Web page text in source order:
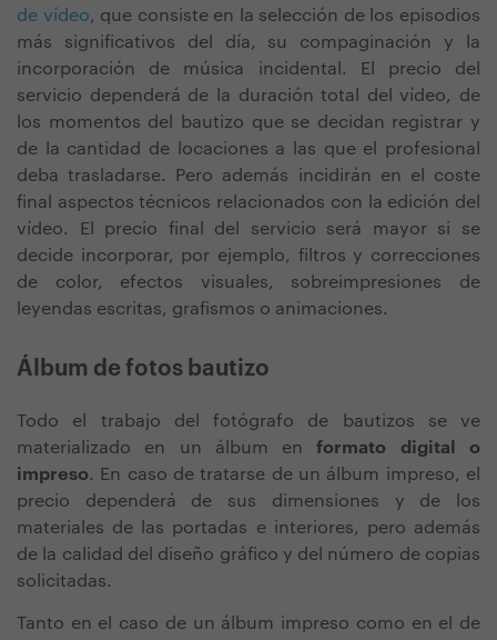
de vídeo, que consiste en la selección de los episodios
más significativos del día, su compaginación y la
incorporación de música incidental. El precio del
servicio dependerá de la duración total del vídeo, de
los momentos del bautizo que se decidan registrar y
de la cantidad de locaciones a las que el profesional
deba trasladarse. Pero además incidirán en el coste
final aspectos técnicos relacionados con la edición del
vídeo. El precio final del servicio será mayor si se
decide incorporar, por ejemplo, filtros y correcciones
de color, efectos visuales, sobreimpresiones de
leyendas escritas, grafismos o animaciones.
Álbum de fotos bautizo
Todo el trabajo del fotógrafo de bautizos se ve
materializado en un álbum enformato digital o
impreso. En caso de tratarse de un álbum impreso, el
precio dependerá de sus dimensiones y de los
materiales de las portadas e interiores, pero además
de la calidad del diseño gráfico y del número de copias
solicitadas.
Tanto en el caso de un álbum impreso como en el de